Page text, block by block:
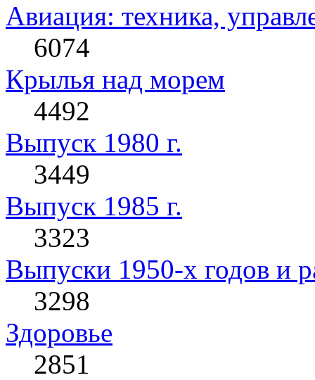
Авиация: техника,
6074
Крылья над морем
4492
Выпуск 1980 г.
3449
Выпуск 1985 г.
3323
Выпуски 1950-х годов и
3298
Здоровье
2851